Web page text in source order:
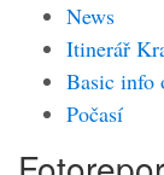
News
Itinerář
Basic info
Počasí